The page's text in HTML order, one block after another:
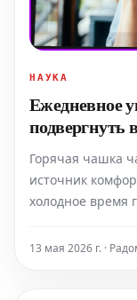
НАУКА
Ежедневное
подвергнуть
нанопластиков
Горячая чашка
источник
холодное время
воду могут
13 мая 2026 г. ·